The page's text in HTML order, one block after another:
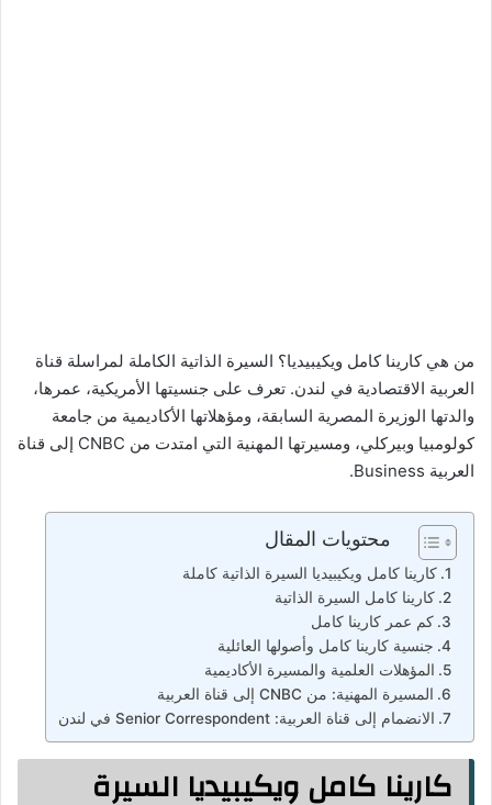
من هي كارينا كامل ويكيبيديا؟ السيرة الذاتية الكاملة لمراسلة قناة
العربية الاقتصادية في لندن. تعرف على جنسيتها الأمريكية، عمرها،
والدتها الوزيرة المصرية السابقة، ومؤهلاتها الأكاديمية من جامعة
كولومبيا وبيركلي، ومسيرتها المهنية التي امتدت من CNBC إلى قناة
العربية Business.
محتويات المقال
كارينا كامل ويكيبيديا السيرة الذاتية كاملة
كارينا كامل السيرة الذاتية
كم عمر كارينا كامل
جنسية كارينا كامل وأصولها العائلية
المؤهلات العلمية والمسيرة الأكاديمية
المسيرة المهنية: من CNBC إلى قناة العربية
الانضمام إلى قناة العربية: Senior Correspondent في لندن
كارينا كامل ويكيبيديا السيرة